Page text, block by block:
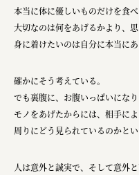
本当に体に優しいものだけを食べ
大切なのは何をあげるかより、
身に着けたいのは自分に本当にあ
確かにそう考えている。
でも裏腹に、お腹いっぱいになり
モノをあげたからには、相手によ
周りにどう見られているのかとい
人は意外と誠実で、そして意外と